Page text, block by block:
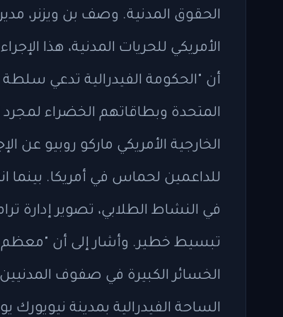
الحقوق المدنية. وصف بن ويزنر،
الأمريكي للحريات المدنية، هذا
أن "الحكومة الفيدرالية تدعي
المتحدة وبطاقاتهم الخضراء
الخارجية الأمريكي ماركو روبيو عن
للداعمين لحماس في أمريكا.
في النشاط الطلابي، تصوير إدارة
تبسيط خطير. وأشار إلى أن "معظم
الخسائر الكبيرة في صفوف
الساحة الفيدرالية بمدينة